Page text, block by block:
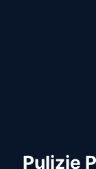
Pulizie